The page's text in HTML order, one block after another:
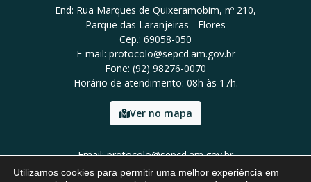
End: Rua Marques de Quixeramobim, nº 210,
Parque das Laranjeiras - Flores
Cep.: 69058-050
E-mail: protocolo@sepcd.am.gov.br
Fone: (92) 98276-0070
Horário de atendimento: 08h às 17h.
Ver no mapa
Email: protocolo@sepcd.am.gov.br
Tel: (92) 98276-0070
Utilizamos cookies para permitir uma melhor experiência em